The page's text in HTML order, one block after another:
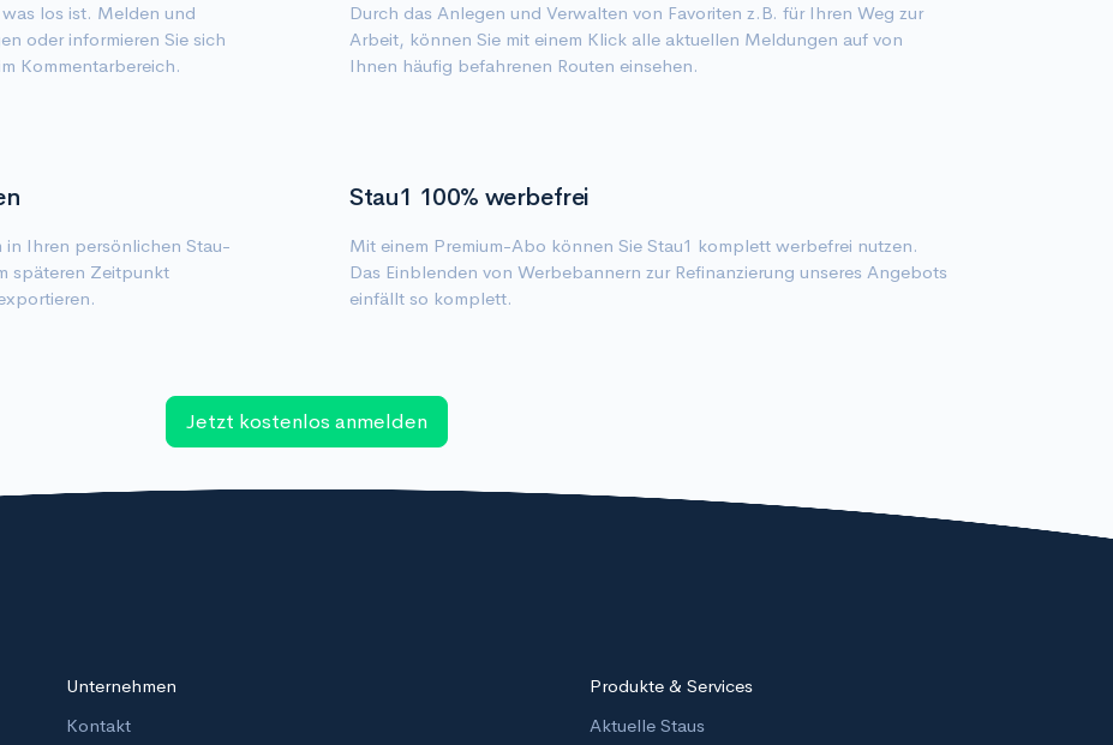
los ist. Melden und
oder informieren Sie sich
Kommentarbereich.
Durch das Anlegen und Verwalten von Favoriten z.B. für Ihren Weg zur
Arbeit, können Sie mit einem Klick alle aktuellen Meldungen auf von
Ihnen häufig befahrenen Routen einsehen.
Ihren persönlichen Stau-
späteren Zeitpunkt
Stau1 100% werbefrei
Mit einem Premium-Abo können Sie Stau1 komplett werbefrei nutzen.
Das Einblenden von Werbebannern zur Refinanzierung unseres Angebots
einfällt so komplett.
Jetzt kostenlos anmelden
Unternehmen
Kontakt
Produkte & Services
Aktuelle Staus